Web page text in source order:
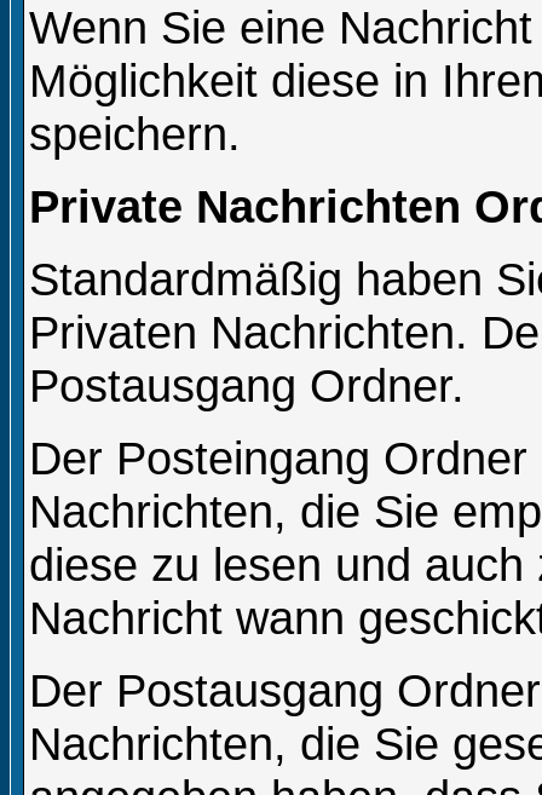
Wenn Sie eine
Möglichkeit diese in
speichern.
Private Nachrichten
Standardmäßig haben
Privaten Nachrichten.
Postausgang Ordner.
Der Posteingang
Nachrichten, die Sie
diese zu lesen und
Nachricht wann
Der Postausgang
Nachrichten, die Sie